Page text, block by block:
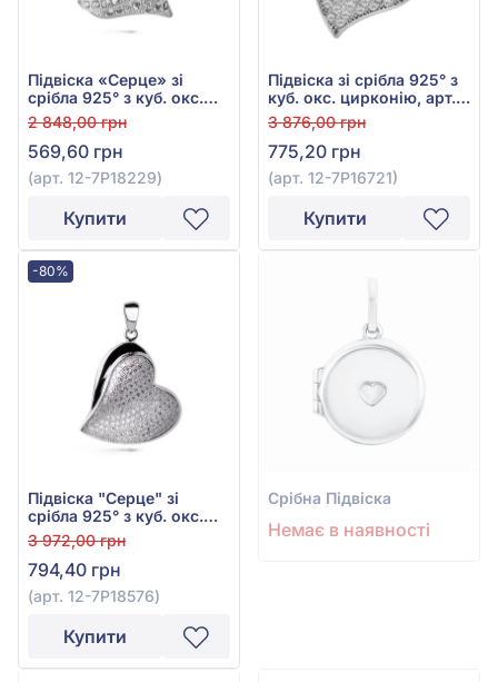
Підвіска «Серце» зі
срібла 925° з куб. окс.
цирконію, арт. 12-
7P18229
2 848,00 грн
569,60 грн
(арт. 12-7P18229)
Купити
Підвіска зі срібла 925° з
куб. окс. цирконію, арт.
12-7Р16721
3 876,00 грн
775,20 грн
(арт. 12-7Р16721)
Купити
-80%
Підвіска "Серце" зі
срібла 925° з куб. окс.
цирконію, арт. 12-
7P18576
3 972,00 грн
794,40 грн
(арт. 12-7P18576)
Купити
Срiбна Підвіска
Немає в наявності